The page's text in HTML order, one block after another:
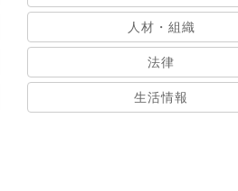
人材・組織
法律
生活情報